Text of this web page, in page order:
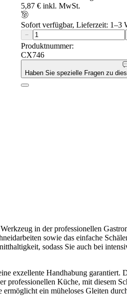
5,87 € inkl. MwSt.
Sofort verfügbar, Lieferzeit: 1–3
−
Produktnummer:
CX746
Haben Sie spezielle Fragen zu
in der professionellen
sowie das einfache
sodass Sie auch bei
exzellente Handhabung garantiert.
professionellen Küche, mit diesem
ein müheloses Gleiten